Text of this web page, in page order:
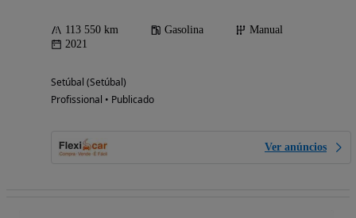
113 550 km Gasolina
Manual
2021
Setúbal (Setúbal)
Profissional • Publicado
Ver anúncios